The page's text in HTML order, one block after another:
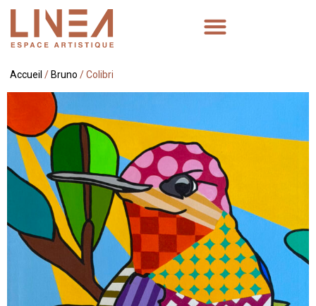
Accueil / Bruno / Colibri